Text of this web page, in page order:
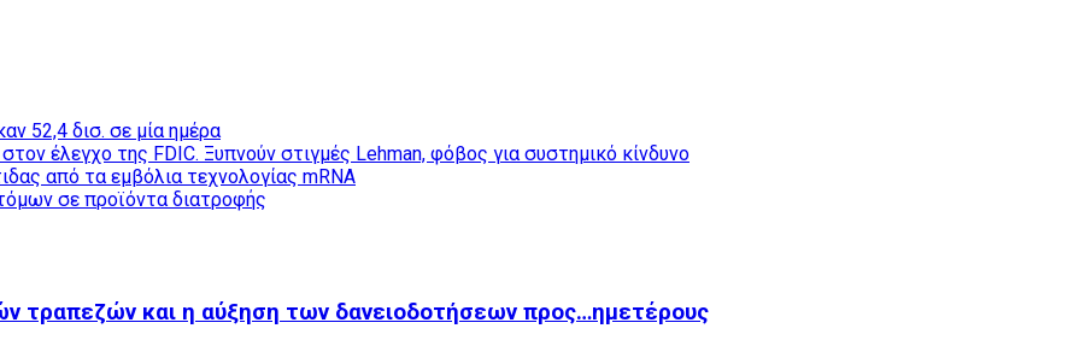
52,4 δισ. σε μία ημέρα
έλεγχο της FDIC. Ξυπνούν στιγμές Lehman, φόβος για συστημικό κίνδυνο
από τα εμβόλια τεχνολογίας mRNA
σε προϊόντα διατροφής
τραπεζών και η αύξηση των δανειοδοτήσεων προς…ημετέρους